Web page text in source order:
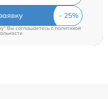
Вы соглашаетесь c политикой